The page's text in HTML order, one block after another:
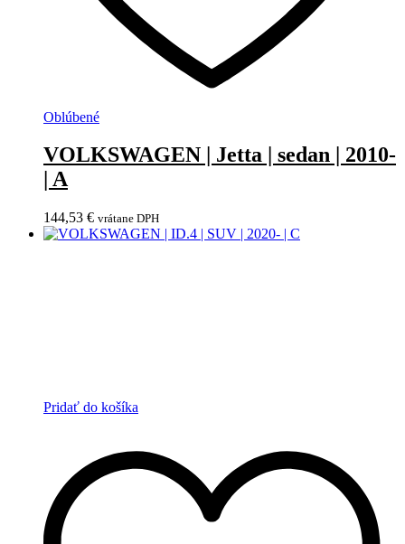
Oblúbené
VOLKSWAGEN | Jetta | sedan | 2010-
| A
144,53 € vrátane DPH
Pridať do košíka